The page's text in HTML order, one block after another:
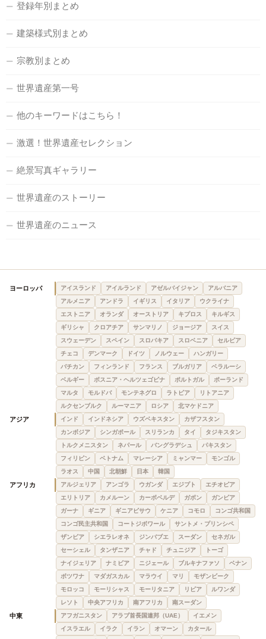
登録年別まとめ
建築様式別まとめ
宗教別まとめ
世界遺産第一号
他のキーワードはこちら！
激選！世界遺産セレクション
絶景写真ギャラリー
世界遺産のストーリー
世界遺産のニュース
ヨーロッパ アイスランド アイルランド アゼルバイジャン
アルバニア
アルメニア
アンドラ イギリス イタリア
ウクライナ
エストニア
オランダ オーストリア キプロス
キルギス
ギリシャ
クロアチア サンマリノ ジョージア
スイス
スウェーデン
スペイン スロバキア スロベニア
セルビア
チェコ
デンマーク ドイツ ノルウェー
ハンガリー
バチカン
フィンランド フランス ブルガリア
ベラルーシ
ベルギー
ボスニア・ヘルツェゴビナ ポルトガル
ポーランド
マルタ
モルドバ モンテネグロ ラトビア
リトアニア
ルクセンブルク
ルーマニア ロシア 北マケドニア
アジア インド インドネシア ウズベキスタン
カザフスタン
カンボジア
シンガポール スリランカ タイ
タジキスタン
トルクメニスタン
ネパール バングラデシュ
パキスタン
フィリピン
ベトナム マレーシア ミャンマー
モンゴル
ラオス
中国 北朝鮮 日本 韓国
アフリカ アルジェリア アンゴラ ウガンダ エジプト
エチオピア
エリトリア
カメルーン カーボベルデ ガボン
ガンビア
ガーナ
ギニア ギニアビサウ ケニア コモロ
コンゴ共和国
コンゴ民主共和国
コートジボワール
サントメ・プリンシペ
ザンビア
シエラレオネ ジンバブエ スーダン
セネガル
セーシェル
タンザニア チャド チュニジア
トーゴ
ナイジェリア
ナミビア ニジェール ブルキナファソ
ベナン
ボツワナ
マダガスカル マラウイ マリ
モザンビーク
モロッコ
モーリシャス モーリタニア リビア
ルワンダ
レソト
中央アフリカ 南アフリカ 南スーダン
中東 アフガニスタン アラブ首長国連邦（UAE）
イエメン
イスラエル
イラク イラン オマーン
カタール